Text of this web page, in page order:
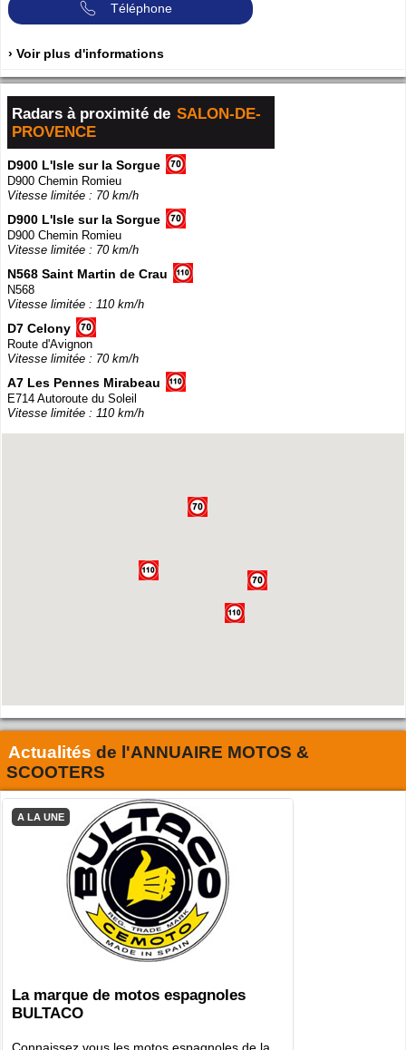
Téléphone
› Voir plus d'informations
Radars à proximité de SALON-DE-
PROVENCE
D900 L'Isle sur la Sorgue
D900 Chemin Romieu
Vitesse limitée : 70 km/h
D900 L'Isle sur la Sorgue
D900 Chemin Romieu
Vitesse limitée : 70 km/h
N568 Saint Martin de Crau
N568
Vitesse limitée : 110 km/h
D7 Celony
Route d'Avignon
Vitesse limitée : 70 km/h
A7 Les Pennes Mirabeau
E714 Autoroute du Soleil
Vitesse limitée : 110 km/h
Actualités de l'ANNUAIRE MOTOS &
SCOOTERS
A LA UNE
La marque de motos espagnoles
BULTACO
Connaissez vous les motos espagnoles de la